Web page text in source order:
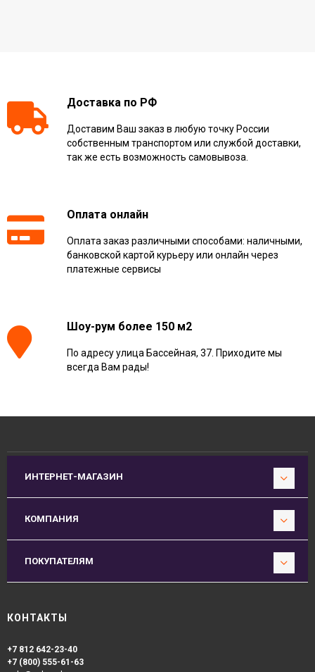
Доставка по РФ
Доставим Ваш заказ в любую точку России
собственным транспортом или службой доставки,
так же есть возможность самовывоза.
Оплата онлайн
Оплата заказ различными способами: наличными,
банковской картой курьеру или онлайн через
платежные сервисы
Шоу-рум более 150 м2
По адресу улица Бассейная, 37. Приходите мы
всегда Вам рады!
ИНТЕРНЕТ-МАГАЗИН
КОМПАНИЯ
ПОКУПАТЕЛЯМ
КОНТАКТЫ
+7 812 642-23-40
+7 (800) 555-61-63